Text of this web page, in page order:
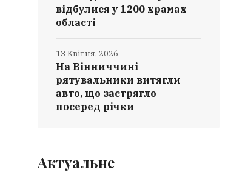
відбулися у 1200 храмах
області
На Вінниччині
рятувальники витягли
авто, що застрягло
посеред річки
13 Квітня, 2026
Актуальне